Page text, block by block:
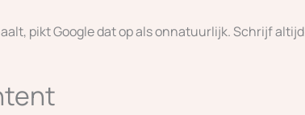
pikt Google dat op als onnatuurlijk. Schrijf altijd